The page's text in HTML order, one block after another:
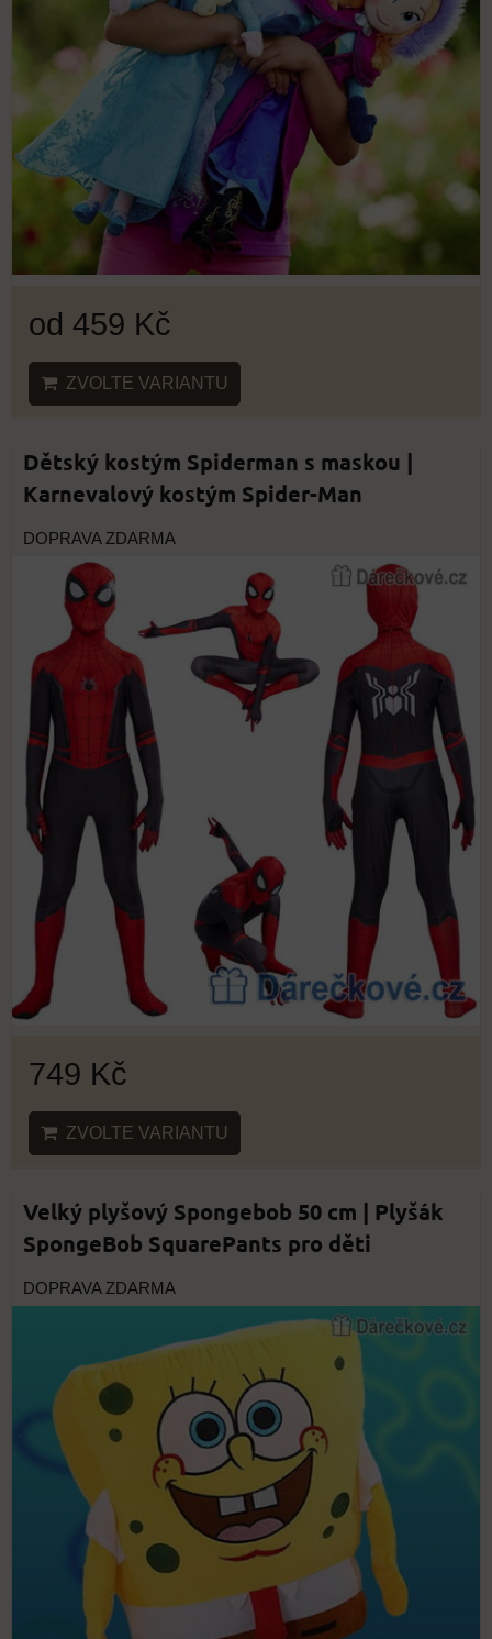
od 459 Kč
ZVOLTE VARIANTU
Dětský kostým Spiderman s maskou |
Karnevalový kostým Spider-Man
DOPRAVA ZDARMA
749 Kč
ZVOLTE VARIANTU
Velký plyšový Spongebob 50 cm | Plyšák
SpongeBob SquarePants pro děti
DOPRAVA ZDARMA